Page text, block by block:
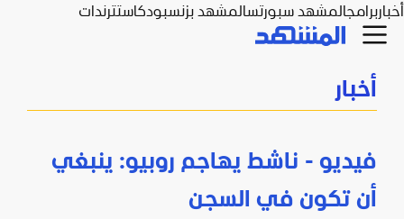
أخباربرامجالمشهد سبورتسالمشهد بزنسبودكاستترندات
أخبار
فيديو - ناشط يهاجم روبيو: ينبغي
أن تكون في السجن